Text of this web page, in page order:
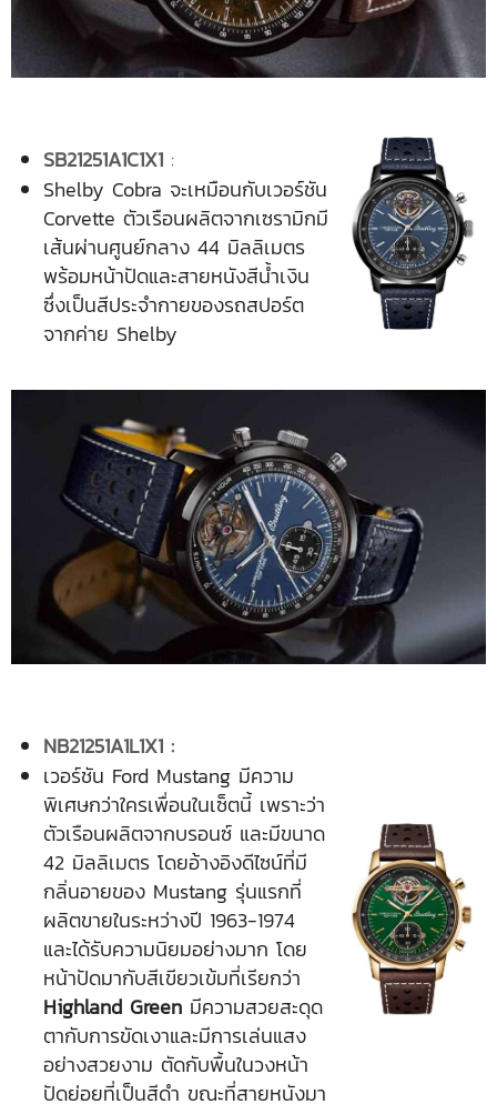
SB21251A1C1X1 :
Shelby Cobra จะเหมือนกับเวอร์ชัน
Corvette ตัวเรือนผลิตจากเซรามิกมี
เส้นผ่านศูนย์กลาง 44 มิลลิเมตร
พร้อมหน้าปัดและสายหนังสีน้ำเงิน
ซึ่งเป็นสีประจำกายของรถสปอร์ต
จากค่าย Shelby
NB21251A1L1X1 :
เวอร์ชัน Ford Mustang มีความ
พิเศษกว่าใครเพื่อนในเซ็ตนี้ เพราะว่า
ตัวเรือนผลิตจากบรอนซ์ และมีขนาด
42 มิลลิเมตร โดยอ้างอิงดีไซน์ที่มี
กลิ่นอายของ Mustang รุ่นแรกที่
ผลิตขายในระหว่างปี 1963-1974
และได้รับความนิยมอย่างมาก โดย
หน้าปัดมากับสีเขียวเข้มที่เรียกว่า
Highland Green มีความสวยสะดุด
ตากับการขัดเงาและมีการเล่นแสง
อย่างสวยงาม ตัดกับพื้นในวงหน้า
ปัดย่อยที่เป็นสีดำ ขณะที่สายหนังมา